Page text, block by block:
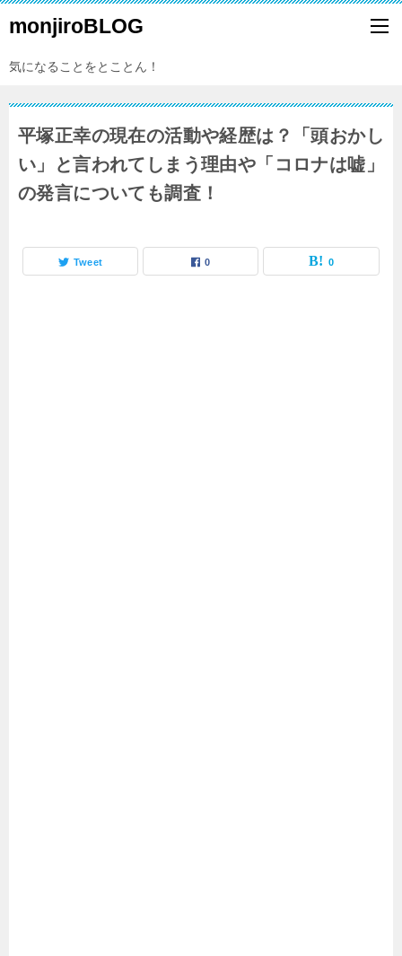
monjiroBLOG
気になることをとことん！
平塚正幸の現在の活動や経歴は？「頭おかし
い」と言われてしまう理由や「コロナは嘘」
の発言についても調査！
Tweet 0 0